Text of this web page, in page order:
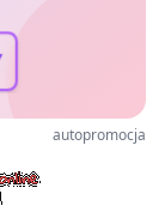
autopromocja